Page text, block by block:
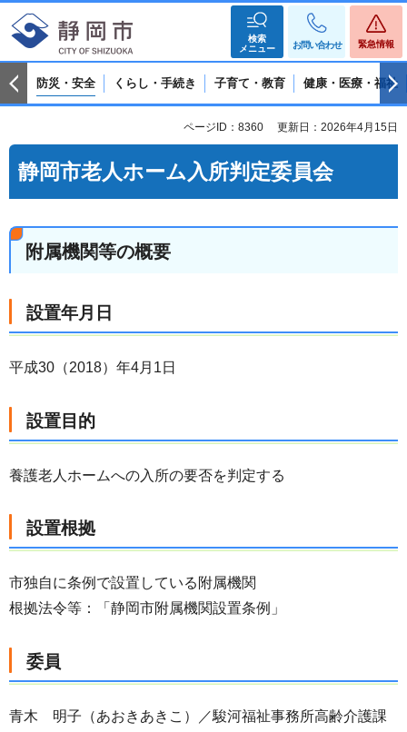
検索
メニュー
お問い合わせ 緊急情報
防災・安全 くらし・手続き 子育て・教育 健康・医療・福祉
ページID：8360 更新日：2026年4月15日
静岡市老人ホーム入所判定委員会
附属機関等の概要
設置年月日
平成30（2018）年4月1日
設置目的
養護老人ホームへの入所の要否を判定する
設置根拠
市独自に条例で設置している附属機関
根拠法令等：「静岡市附属機関設置条例」
委員
青木 明子（あおきあきこ）／駿河福祉事務所高齢介護課